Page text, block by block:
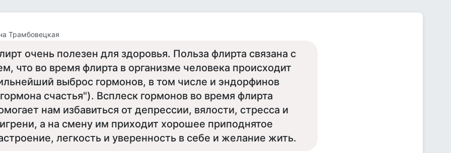
Трамбовецкая
очень полезен для здоровья. Польза флирта связана с
что во время флирта в организме человека происходит
выброс гормонов, в том числе и эндорфинов
счастья"). Всплеск гормонов во время флирта
нам избавиться от депрессии, вялости, стресса и
а на смену им приходит хорошее приподнятое
легкость и уверенность в себе и желание жить.